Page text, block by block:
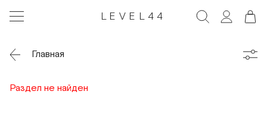
LEVEL44
Главная
Раздел не найден